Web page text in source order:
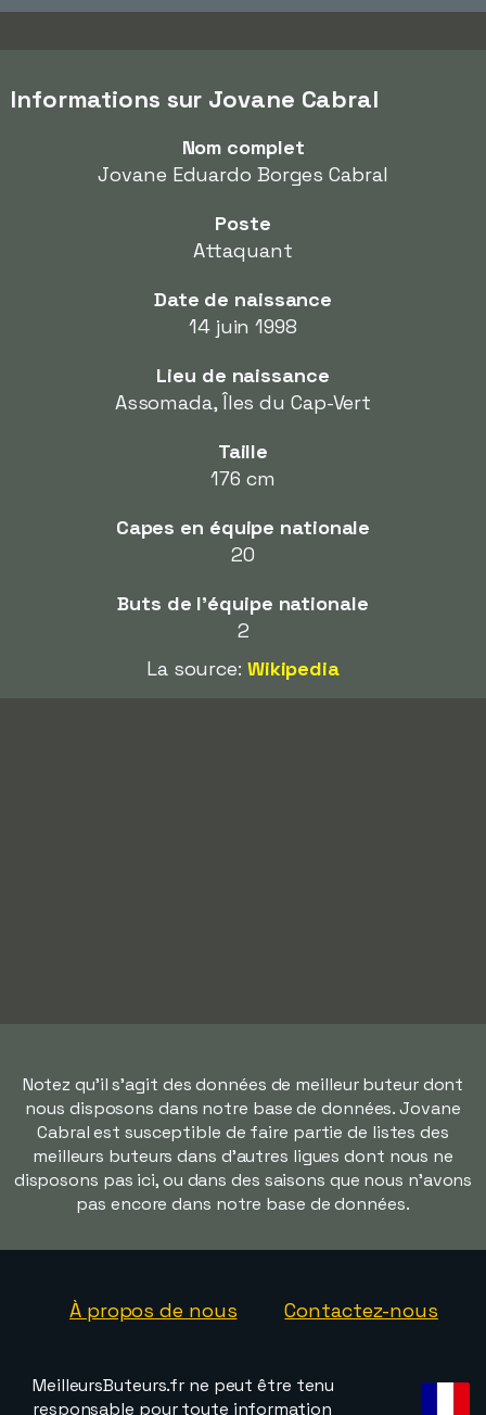
Informations sur Jovane Cabral
Nom complet
Jovane Eduardo Borges Cabral
Poste
Attaquant
Date de naissance
14 juin 1998
Lieu de naissance
Assomada, Îles du Cap-Vert
Taille
176 cm
Capes en équipe nationale
20
Buts de l'équipe nationale
2
La source: Wikipedia
Notez qu'il s'agit des données de meilleur buteur dont
nous disposons dans notre base de données. Jovane
Cabral est susceptible de faire partie de listes des
meilleurs buteurs dans d'autres ligues dont nous ne
disposons pas ici, ou dans des saisons que nous n'avons
pas encore dans notre base de données.
À propos de nous Contactez-nous
MeilleursButeurs.fr ne peut être tenu
responsable pour toute information